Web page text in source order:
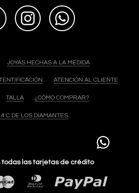
JOYAS HECHAS A LA MEDIDA
ATENCIÓN AL CLIENTE
TALLA ¿CÓMO COMPRAR?
C DE LOS DIAMANTES
las tarjetas de crédito